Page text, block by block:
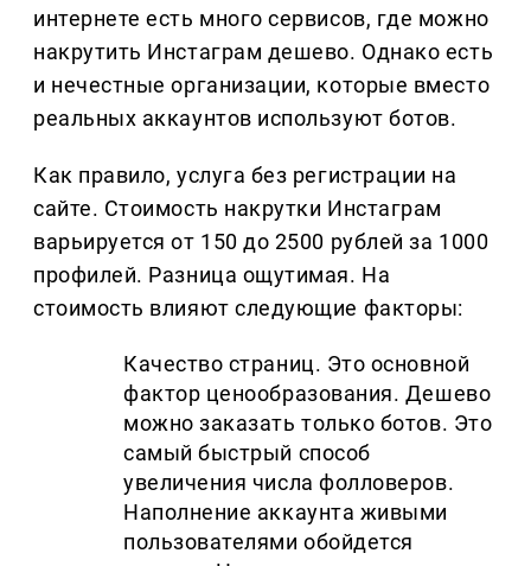
интернете есть много сервисов, где можно
накрутить Инстаграм дешево. Однако есть
и нечестные организации, которые вместо
реальных аккаунтов используют ботов.
Как правило, услуга без регистрации на
сайте. Стоимость накрутки Инстаграм
варьируется от 150 до 2500 рублей за 1000
профилей. Разница ощутимая. На
стоимость влияют следующие факторы:
Качество страниц. Это основной
фактор ценообразования. Дешево
можно заказать только ботов. Это
самый быстрый способ
увеличения числа фолловеров.
Наполнение аккаунта живыми
пользователями обойдется